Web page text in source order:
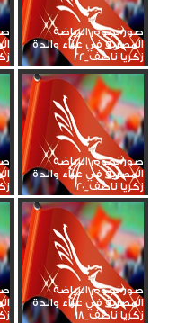
صور نجوم الرياضة
المصرية في عزاء والدة
زكريا ناصف_22
صور نجوم الرياضة
المصرية في عزاء والدة
زكريا ناصف_20
صور نجوم الرياضة
المصرية في عزاء والدة
زكريا ناصف_18